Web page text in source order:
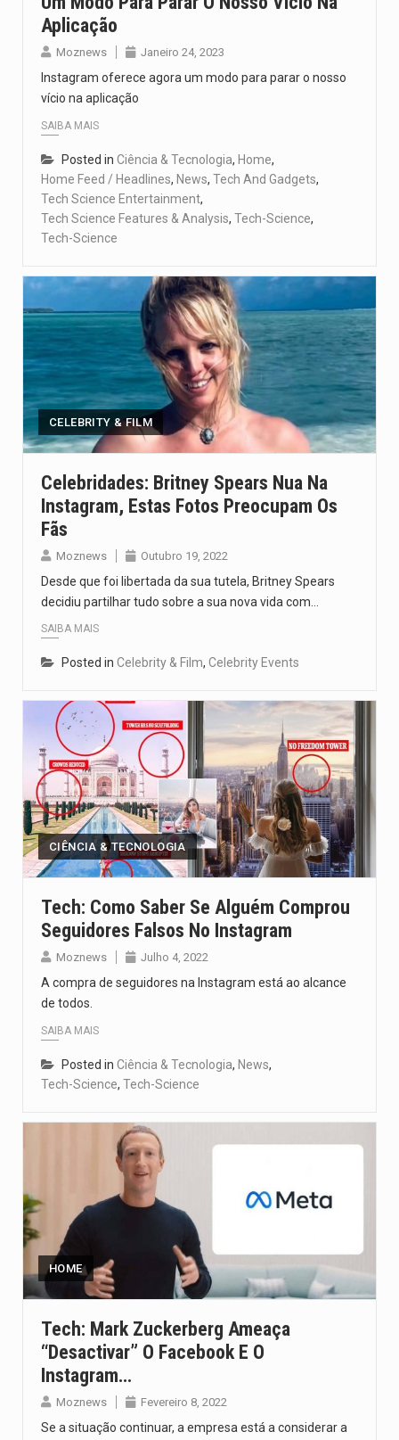
Aplicação
Moznews Janeiro 24, 2023
Instagram oferece agora um modo para parar o nosso
vício na aplicação
SAIBA MAIS
Posted in Ciência & Tecnologia, Home,
Home Feed / Headlines, News, Tech And Gadgets,
Tech Science Entertainment,
Tech Science Features & Analysis, Tech-Science,
Tech-Science
CELEBRITY & FILM
Celebridades: Britney Spears Nua Na
Instagram, Estas Fotos Preocupam Os
Fãs
Moznews Outubro 19, 2022
Desde que foi libertada da sua tutela, Britney Spears
decidiu partilhar tudo sobre a sua nova vida com…
SAIBA MAIS
Posted in Celebrity & Film, Celebrity Events
CIÊNCIA & TECNOLOGIA
Tech: Como Saber Se Alguém Comprou
Seguidores Falsos No Instagram
Moznews Julho 4, 2022
A compra de seguidores na Instagram está ao alcance
de todos.
SAIBA MAIS
Posted in Ciência & Tecnologia, News,
Tech-Science, Tech-Science
HOME
Tech: Mark Zuckerberg Ameaça
“desactivar” O Facebook E O
Instagram…
Moznews Fevereiro 8, 2022
Se a situação continuar, a empresa está a considerar a